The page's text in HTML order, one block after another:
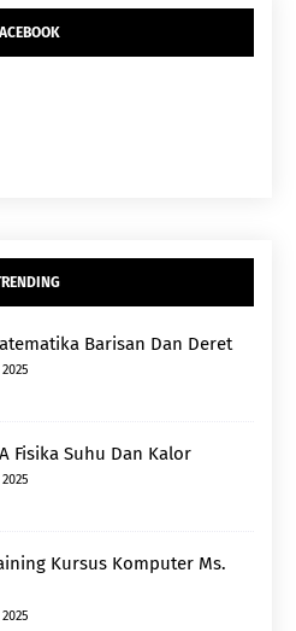
Barisan Dan Deret
Fisika Suhu Dan Kalor
Kursus Komputer Ms.